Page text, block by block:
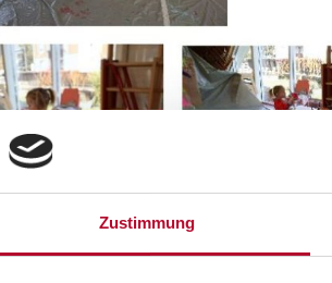
Zustimmung